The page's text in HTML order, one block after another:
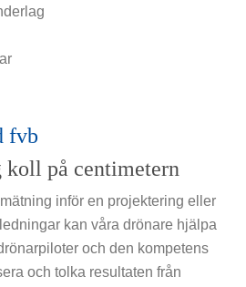
koll på centimetern
inför en projektering eller
kan våra drönare hjälpa
och den kompetens
och tolka resultaten från